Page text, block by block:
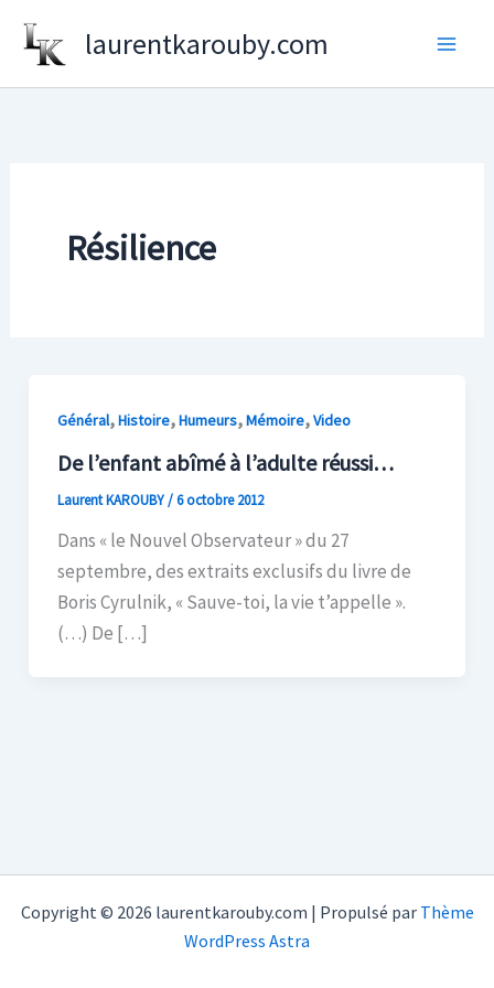
laurentkarouby.com
Résilience
Général,Histoire,Humeurs,Mémoire,Video
De l’enfant abîmé à l’adulte réussi…
Laurent KAROUBY/6 octobre 2012
Dans « le Nouvel Observateur » du 27
septembre, des extraits exclusifs du livre de
Boris Cyrulnik, « Sauve-toi, la vie t’appelle ».
(…) De […]
Copyright © 2026 laurentkarouby.com | Propulsé par Thème
WordPress Astra